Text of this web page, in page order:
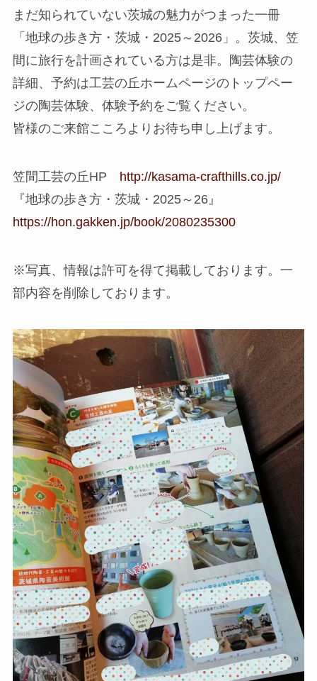
まだ知られていない茨城の魅力がつまった一冊
「地球の歩き方・茨城・2025～2026」。茨城、笠
間に旅行を計画されている方は是非。陶芸体験の
詳細、予約は工芸の丘ホームページのトップペー
ジの陶芸体験、体験予約をご覧ください。
皆様のご来館こころよりお待ち申し上げます。
笠間工芸の丘HP http://kasama-crafthills.co.jp/
『地球の歩き方・茨城・2025～26』
https://hon.gakken.jp/book/2080235300
※写真、情報は許可を得て掲載しております。一
部内容を削除しております。